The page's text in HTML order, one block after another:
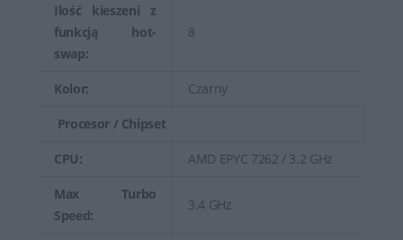
energią oraz innym innowacyjnym rozwiązaniom.
Nowoczesne mechanizmy zaawansowanej
PowerEdge gwarantują maksymalny czas pracy bez
przestojów oraz niezawodną konserwację.
Ilość kieszeni z
funkcją hot-
swap:
8
Kolor: Czarny
Procesor / Chipset
CPU: AMD EPYC 7262 / 3.2 GHz
Max Turbo
Speed:
3.4 GHz